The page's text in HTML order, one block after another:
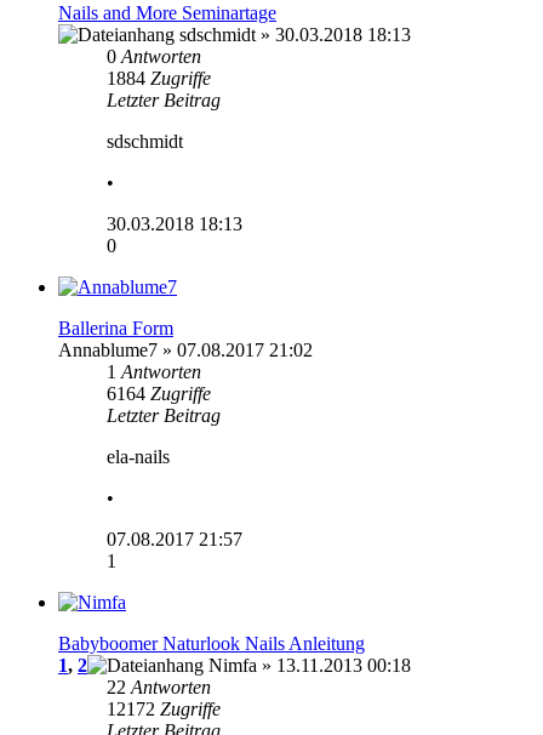
Nails and More Seminartage
sdschmidt » 30.03.2018 18:13
0 Antworten
1884 Zugriffe
Letzter Beitrag
sdschmidt
•
30.03.2018 18:13
0
Ballerina Form
Annablume7 » 07.08.2017 21:02
1 Antworten
6164 Zugriffe
Letzter Beitrag
ela-nails
•
07.08.2017 21:57
1
Babyboomer Naturlook Nails Anleitung
1, 2 Nimfa » 13.11.2013 00:18
22 Antworten
12172 Zugriffe
Letzter Beitrag